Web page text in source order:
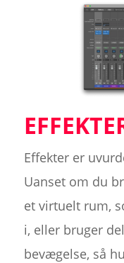
Effekter er
Uanset om du
et virtuelt rum,
i, eller bruger
bevægelse, så